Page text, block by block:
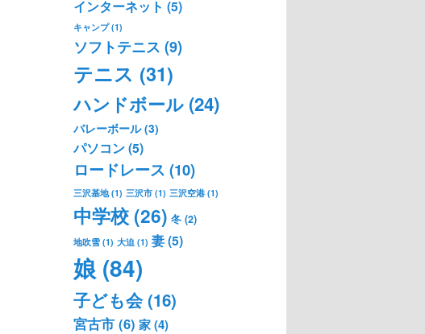
インターネット (5)
キャンプ(1)
ソフトテニス (9)
テニス (31)
ハンドボール (24)
バレーボール(3)
パソコン(5)
ロードレース (10)
三沢基地(1) 三沢市 (1) 三沢空港 (1)
中学校 (26) 冬 (2)
地吹雪 (1) 大迫 (1) 妻(5)
娘 (84)
子ども会(16)
宮古市 (6) 家(4)